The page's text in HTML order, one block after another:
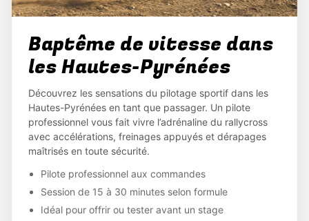
Baptême de vitesse dans
les Hautes-Pyrénées
Découvrez les sensations du pilotage sportif dans les
Hautes-Pyrénées en tant que passager. Un pilote
professionnel vous fait vivre l’adrénaline du rallycross
avec accélérations, freinages appuyés et dérapages
maîtrisés en toute sécurité.
Pilote professionnel aux commandes
Session de 15 à 30 minutes selon formule
Idéal pour offrir ou tester avant un stage